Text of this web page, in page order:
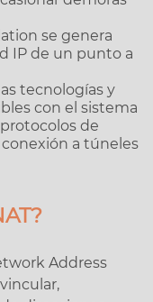
se genera
IP de un punto a
tecnologías y
con el sistema
de
a túneles
Address